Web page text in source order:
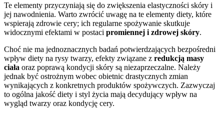
Te elementy przyczyniają się do zwiększenia elastyczności skóry i
jej nawodnienia. Warto zwrócić uwagę na te elementy diety, które
wspierają zdrowie cery; ich regularne spożywanie skutkuje
widocznymi efektami w postaci promiennej i zdrowej skóry.
Choć nie ma jednoznacznych badań potwierdzających bezpośredni
wpływ diety na rysy twarzy, efekty związane z redukcją masy
ciała oraz poprawą kondycji skóry są niezaprzeczalne. Należy
jednak być ostrożnym wobec obietnic drastycznych zmian
wynikających z konkretnych produktów spożywczych. Zazwyczaj
to ogólna jakość diety i styl życia mają decydujący wpływ na
wygląd twarzy oraz kondycję cery.